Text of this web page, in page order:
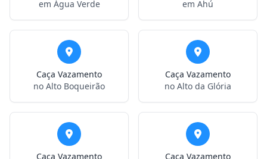
em Água Verde em Ahú
Caça Vazamento
no Alto Boqueirão
Caça Vazamento
no Alto da Glória
Caça Vazamento
Caça Vazamento